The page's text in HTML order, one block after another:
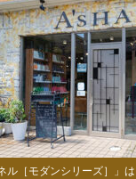
ル［モダンシリーズ］」